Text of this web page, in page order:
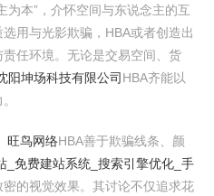
为本”，介怀空间与东说念主的互
用与光影欺骗，HBA或者创造出
任环境。无论是交易空间、货
阳坤场科技有限公司 HBA齐能以
旺鸟网络HBA善于欺骗线条、颜
_免费建站系统_搜索引擎优化_手
的视觉效果。其讨论不仅追求花